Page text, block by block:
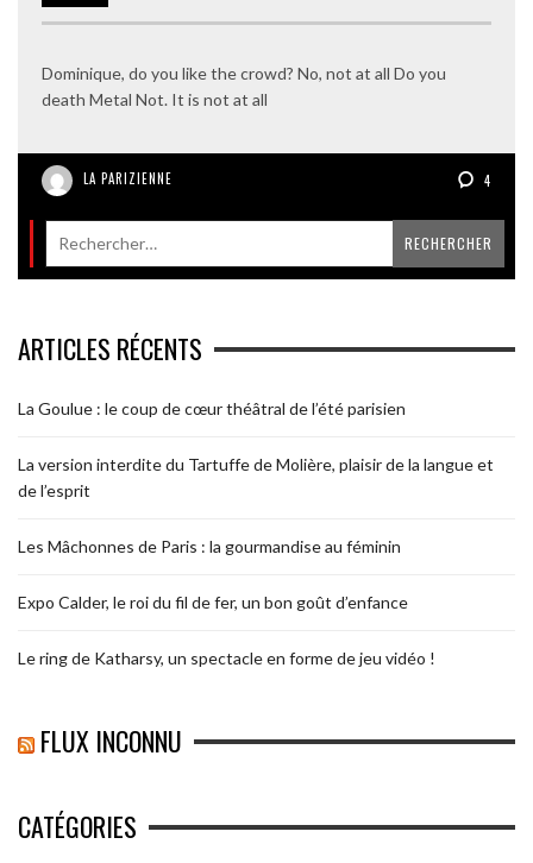
Dominique, do you like the crowd? No, not at all Do you
death Metal Not. It is not at all
LA PARIZIENNE 4
ARTICLES RÉCENTS
La Goulue : le coup de cœur théâtral de l’été parisien
La version interdite du Tartuffe de Molière, plaisir de la langue et
de l’esprit
Les Mâchonnes de Paris : la gourmandise au féminin
Expo Calder, le roi du fil de fer, un bon goût d’enfance
Le ring de Katharsy, un spectacle en forme de jeu vidéo !
FLUX INCONNU
CATÉGORIES